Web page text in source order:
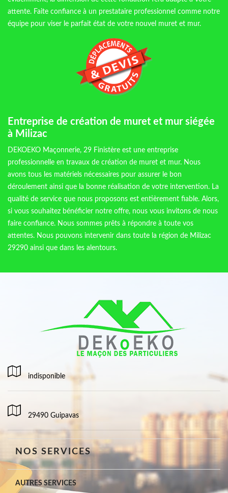
attente. Faite confiance à un prestataire professionnel comme notre
équipe pour viser le parfait état de votre nouvel muret et mur.
Entreprise de création de muret et mur siégée
à Milizac
DEKOEKO Maçonnerie, 29 Finistère est une entreprise
professionnelle en travaux de création de muret et mur. Nous
avons tous les matériels nécessaires pour assurer le bon
déroulement ainsi que la bonne réalisation de votre intervention. La
qualité de service que nous proposons est entièrement fiable. Alors,
si vous souhaitez bénéficier notre offre, nous vous invitons de nous
faire confiance. Nous sommes prêts à répondre à toute vos
attentes. Nous pouvons intervenir dans toute la région de Milizac
29290 ainsi que dans les alentours.
indisponible
29490 Guipavas
NOS SERVICES
AUTRES SERVICES